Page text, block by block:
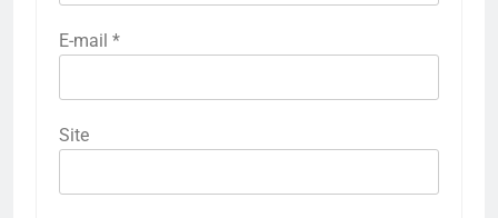
E-mail *
Site